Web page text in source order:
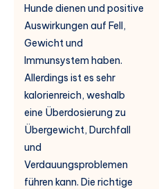
Hunde dienen und positive
Auswirkungen auf Fell,
Gewicht und
Immunsystem haben.
Allerdings ist es sehr
kalorienreich, weshalb
eine Überdosierung zu
Übergewicht, Durchfall
und
Verdauungsproblemen
führen kann. Die richtige